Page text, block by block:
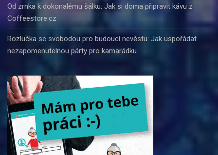
Od zrnka k dokonalému šálku: Jak si doma připravit kávu z
Coffeestore.cz
Rozlučka se svobodou pro budoucí nevěstu: Jak uspořádat
nezapomenutelnou párty pro kamarádku